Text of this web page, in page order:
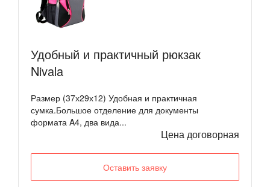
Удобный и практичный рюкзак
Nivala
Размер (37х29х12) Удобная и практичная
сумка.Большое отделение для документы
формата A4, два вида...
Цена договорная
Оставить заявку